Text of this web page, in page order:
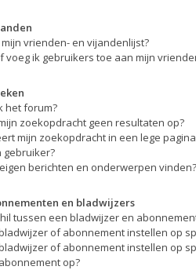
vrienden- en vijandenlijst?
voeg ik gebruikers toe aan mijn
het forum?
zoekopdracht geen resultaten op?
mijn zoekopdracht in een lege
gebruiker?
berichten en onderwerpen vinden?
en bladwijzers
tussen een bladwijzer en
of abonnement instellen op
of abonnement instellen op
op?